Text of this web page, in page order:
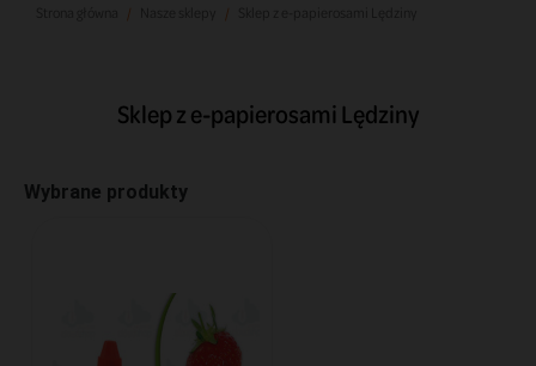
Sklep z e-papierosami Lędziny
Wybrane produkty